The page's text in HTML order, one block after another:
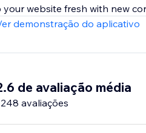
your website fresh with new
demonstração do aplicativo
de avaliação média
avaliações